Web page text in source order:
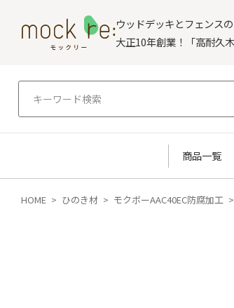
ウッドデッキとフェンス
大正10年創業！「高耐久
商品一覧
HOME ひのき材 モクボーAAC40EC防腐加工